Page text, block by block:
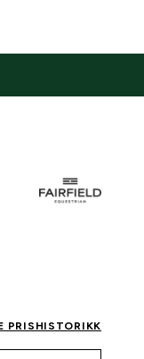
PRISHISTORIKK